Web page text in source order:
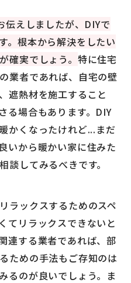
伝えしましたが、DIYで
。根本から解決をしたい
確実でしょう。 特に住宅
業者であれば、自宅の壁
遮熱材を施工すること
る場合もあります。DIY
かくなったけれど...まだ
いから暖かい家に住みた
談してみるべきです。
ラックスするためのスペ
てリラックスできないと
連する業者であれば、部
ための手法もご存知のは
るのが良いでしょう。ま